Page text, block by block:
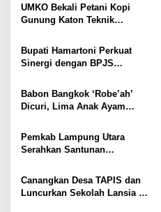
i
o
UMKO Bekali Petani Kopi
Gunung Katon Teknik
Jual Hasil Panen Meningkat
Bupati Hamartoni Perkuat
Sinergi dengan BPJS
Kesehatan Makin Cepat dan
Mudah
Babon Bangkok ‘Robe’ah’
Dicuri, Lima Anak Ayam
Gang Jalaba Kotabumi Heboh
Pemkab Lampung Utara
Serahkan Santunan
Korban Kebakaran
Canangkan Desa TAPIS dan
Luncurkan Sekolah Lansia di